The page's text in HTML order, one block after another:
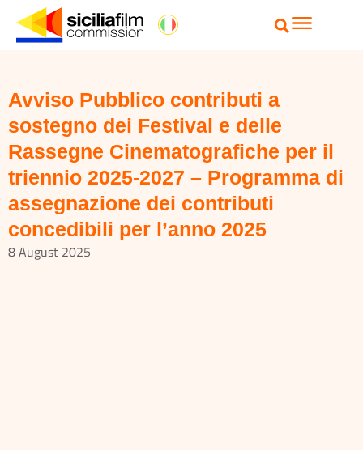
Avviso Pubblico contributi a
sostegno dei Festival e delle
Rassegne Cinematografiche per il
triennio 2025-2027 – Programma di
assegnazione dei contributi
concedibili per l’anno 2025
8 August 2025